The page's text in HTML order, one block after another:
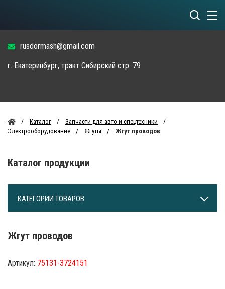
rusdormash@gmail.com
г. Екатеринбург, тракт Сибирский стр. 79
Каталог
Запчасти для авто и спецтехники
Электрооборудование
Жгуты Жгут проводов
Каталог продукции
КАТЕГОРИИ ТОВАРОВ
Жгут проводов
Артикул: 75131-3724151